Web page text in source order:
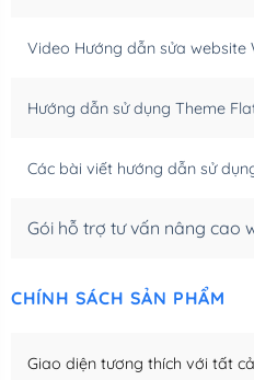
(+950,000₫)
Video Hướng dẫn sửa website
Hướng dẫn sử dụng Theme
Các bài viết hướng dẫn sử
Gói hỗ trợ tư vấn nâng cao
CHÍNH SÁCH SẢN PHẨM
Giao diện tương thích với tất